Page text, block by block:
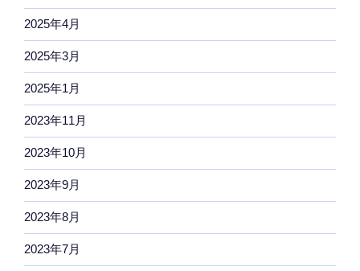
2025年4月
2025年3月
2025年1月
2023年11月
2023年10月
2023年9月
2023年8月
2023年7月